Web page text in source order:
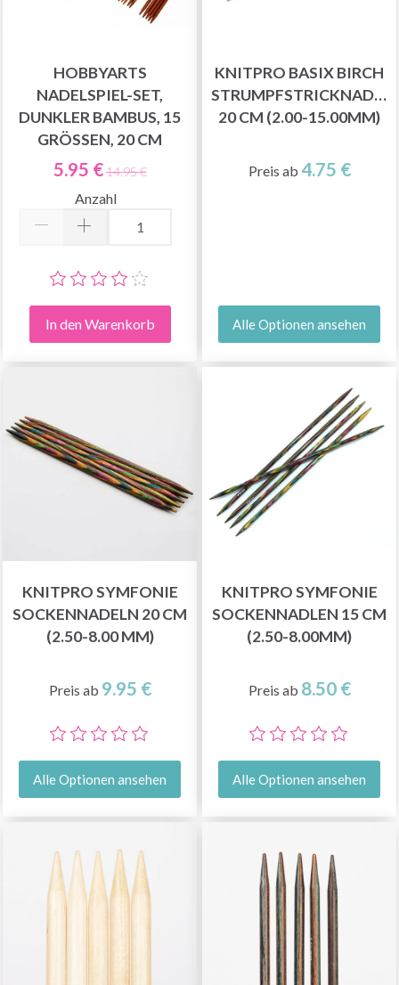
HOBBYARTS
NADELSPIEL-SET,
DUNKLER BAMBUS, 15
GRÖSSEN, 20 CM
5.95 €14.95 €
Anzahl
In den Warenkorb
KNITPRO BASIX BIRCH
20 CM (2.00-15.00MM)
Preis ab 4.75 €
Alle Optionen ansehen
KNITPRO SYMFONIE
SOCKENNADELN 20 CM
(2.50-8.00 MM)
Preis ab 9.95 €
Alle Optionen ansehen
KNITPRO SYMFONIE
SOCKENNADLEN 15 CM
(2.50-8.00MM)
Preis ab 8.50 €
Alle Optionen ansehen